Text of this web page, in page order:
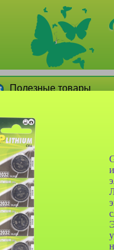
Полезные товары
Батарейка Duracell 2шт
тип D2 LR20 1.5V
щелочная